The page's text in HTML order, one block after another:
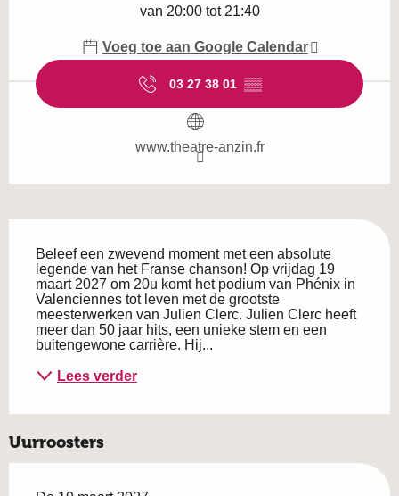
van 20:00 tot 21:40
Voeg toe aan Google Calendar
03 27 38 01 ▒▒
www.theatre-anzin.fr
Beleef een zwevend moment met een absolute
legende van het Franse chanson! Op vrijdag 19
maart 2027 om 20u komt het podium van Phénix in
Valenciennes tot leven met de grootste
meesterwerken van Julien Clerc. Julien Clerc heeft
meer dan 50 jaar hits, een unieke stem en een
buitengewone carrière. Hij...
Lees verder
Uurroosters